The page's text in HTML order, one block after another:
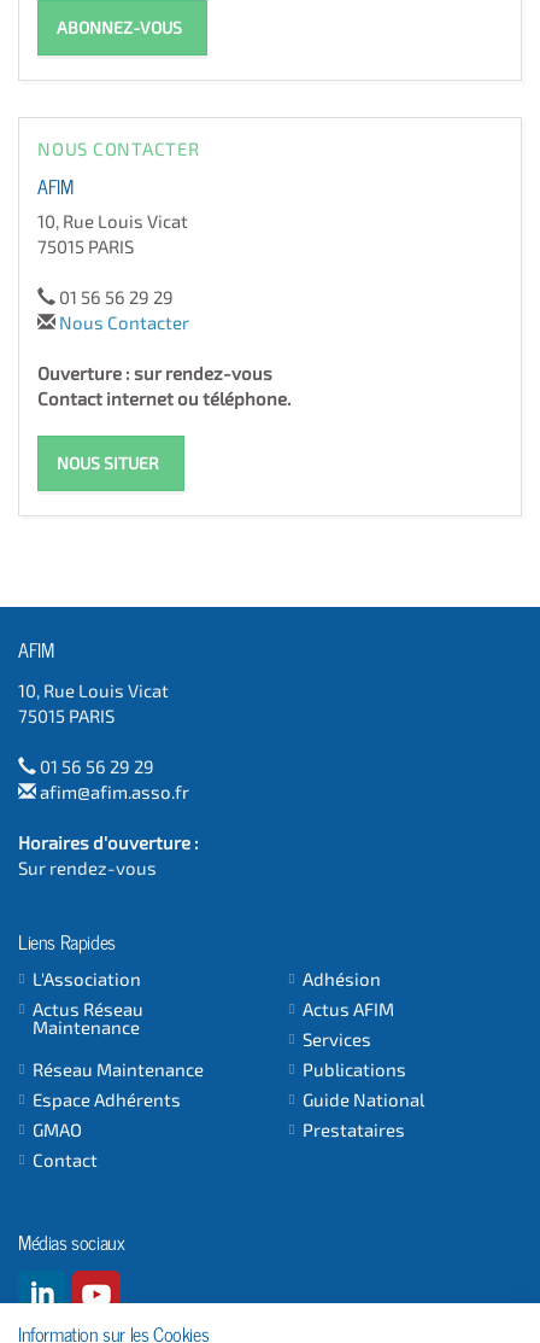
ABONNEZ-VOUS
NOUS CONTACTER
AFIM
10, Rue Louis Vicat
75015 PARIS
01 56 56 29 29
Nous Contacter
Ouverture : sur rendez-vous
Contact internet ou téléphone.
NOUS SITUER
AFIM
10, Rue Louis Vicat
75015 PARIS
01 56 56 29 29
afim@afim.asso.fr
Horaires d'ouverture :
Sur rendez-vous
Liens Rapides
L'Association
Adhésion
Actus Réseau
Maintenance
Actus AFIM
Services
Réseau Maintenance
Publications
Espace Adhérents
Guide National
GMAO
Prestataires
Contact
Médias sociaux
Information sur les Cookies